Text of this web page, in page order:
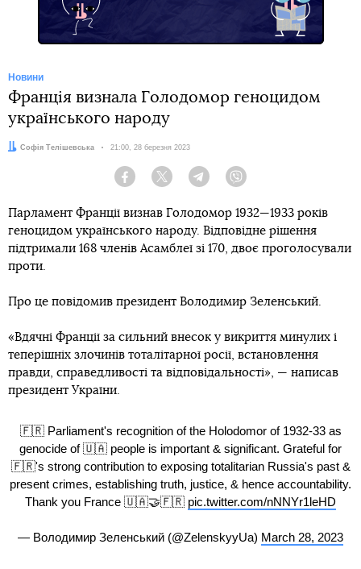
Новини
Франція визнала Голодомор геноцидом
українського народу
Автор:
Софія Телішевська Дата:
21:00, 28 березня 2023
Facebook Twitter Telegram
Парламент Франції визнав Голодомор 1932—1933 років
геноцидом українського народу. Відповідне рішення
підтримали 168 членів Асамблеї зі 170, двоє проголосували
проти.
Про це повідомив президент Володимир Зеленський.
«Вдячні Франції за сильний внесок у викриття минулих і
теперішніх злочинів тоталітарної росії, встановлення
правди, справедливості та відповідальності», — написав
президент України.
🇫🇷 Parliament's recognition of the Holodomor of 1932-33 as
genocide of 🇺🇦 people is important & significant. Grateful for
🇫🇷's strong contribution to exposing totalitarian Russia's past &
present crimes, establishing truth, justice, & hence accountability.
Thank you France 🇺🇦🤝🇫🇷 pic.twitter.com/nNNYr1leHD
— Володимир Зеленський (@ZelenskyyUa) March 28, 2023